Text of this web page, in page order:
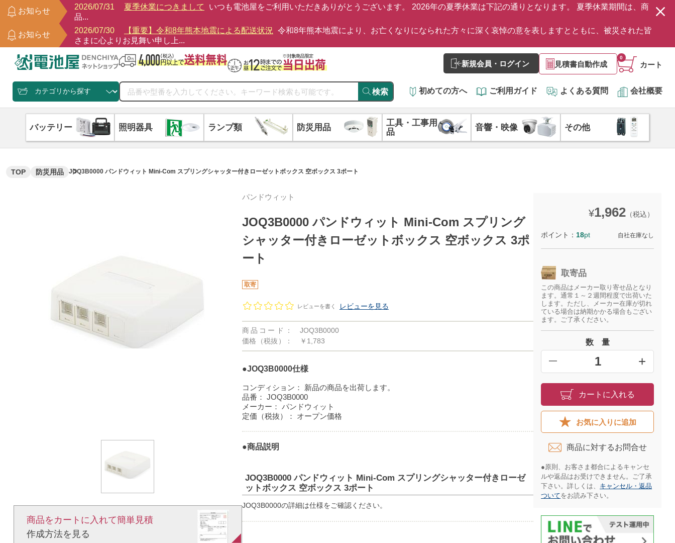
お知らせ
2026/07/31 夏季休業につきまして
いつも電池屋をご利用いただきありがとうございます。 2026年の夏季休業は下記の通りとなります。 夏季休業期間は、商
品...
お知らせ
2026/07/30 【重要】令和8年熊本地震による配送状況 令和8年熊本地震により、お亡くなりになられた方々に深く哀悼の意を表しますとともに、被災された皆
さまに心よりお見舞い申し上...
新規会員・ログイン 見積書自動作成 カート
0
検索 初めての方へ ご利用ガイド よくある質問 会社概要
バッテリー 照明器具 ランプ類 防災用品
工具・工事用
品
音響・映像 その他
TOP 防災用品 JOQ3B0000 パンドウィット Mini-Com スプリングシャッター付きローゼットボックス 空ボックス 3ポート
商品をカートに入れて簡単見積​
作成方法を見る​​
パンドウィット
JOQ3B0000 パンドウィット Mini-Com スプリング
シャッター付きローゼットボックス 空ボックス 3ポ
ート
取寄
レビューを書く レビューを見る
商品コード：
JOQ3B0000
価格（税抜）：
￥1,783
●JOQ3B0000仕様
コンディション：
新品の商品を出荷します。
品番： JOQ3B0000
メーカー： パンドウィット
定価（税抜）：
オープン価格
●商品説明
JOQ3B0000 パンドウィット Mini-Com スプリングシャッター付きローゼ
ットボックス 空ボックス 3ポート
JOQ3B0000の詳細は仕様をご確認ください。
¥1,962 （税込）
ポイント： 18pt 自社在庫なし
取寄品
この商品はメーカー取り寄せ品となり
ます。通常１～２週間程度で出荷いた
します。ただし、メーカー在庫が切れ
ている場合は納期かかる場合もござい
ます。ご了承ください。
数 量
━ +
カートに入れる
お気に入りに追加
商品に対するお問合せ​
●原則、お客さま都合によるキャンセ
ルや返品はお受けできません。ご了承
下さい。詳しくは、 キャンセル・返品
ついてをお読み下さい。​